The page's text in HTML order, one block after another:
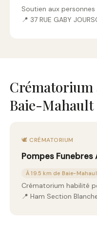
Soutien aux personnes
📍 37 RUE GABY
Baie-Mahault
🕊️ CRÉMATORIUM
Pompes Funebres
À 19.5 km de Baie-
Crématorium habilité
📍 Ham Section